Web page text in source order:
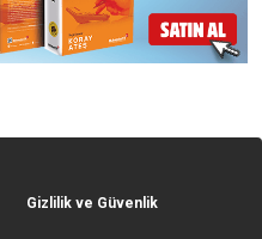
Gizlilik ve Güvenlik